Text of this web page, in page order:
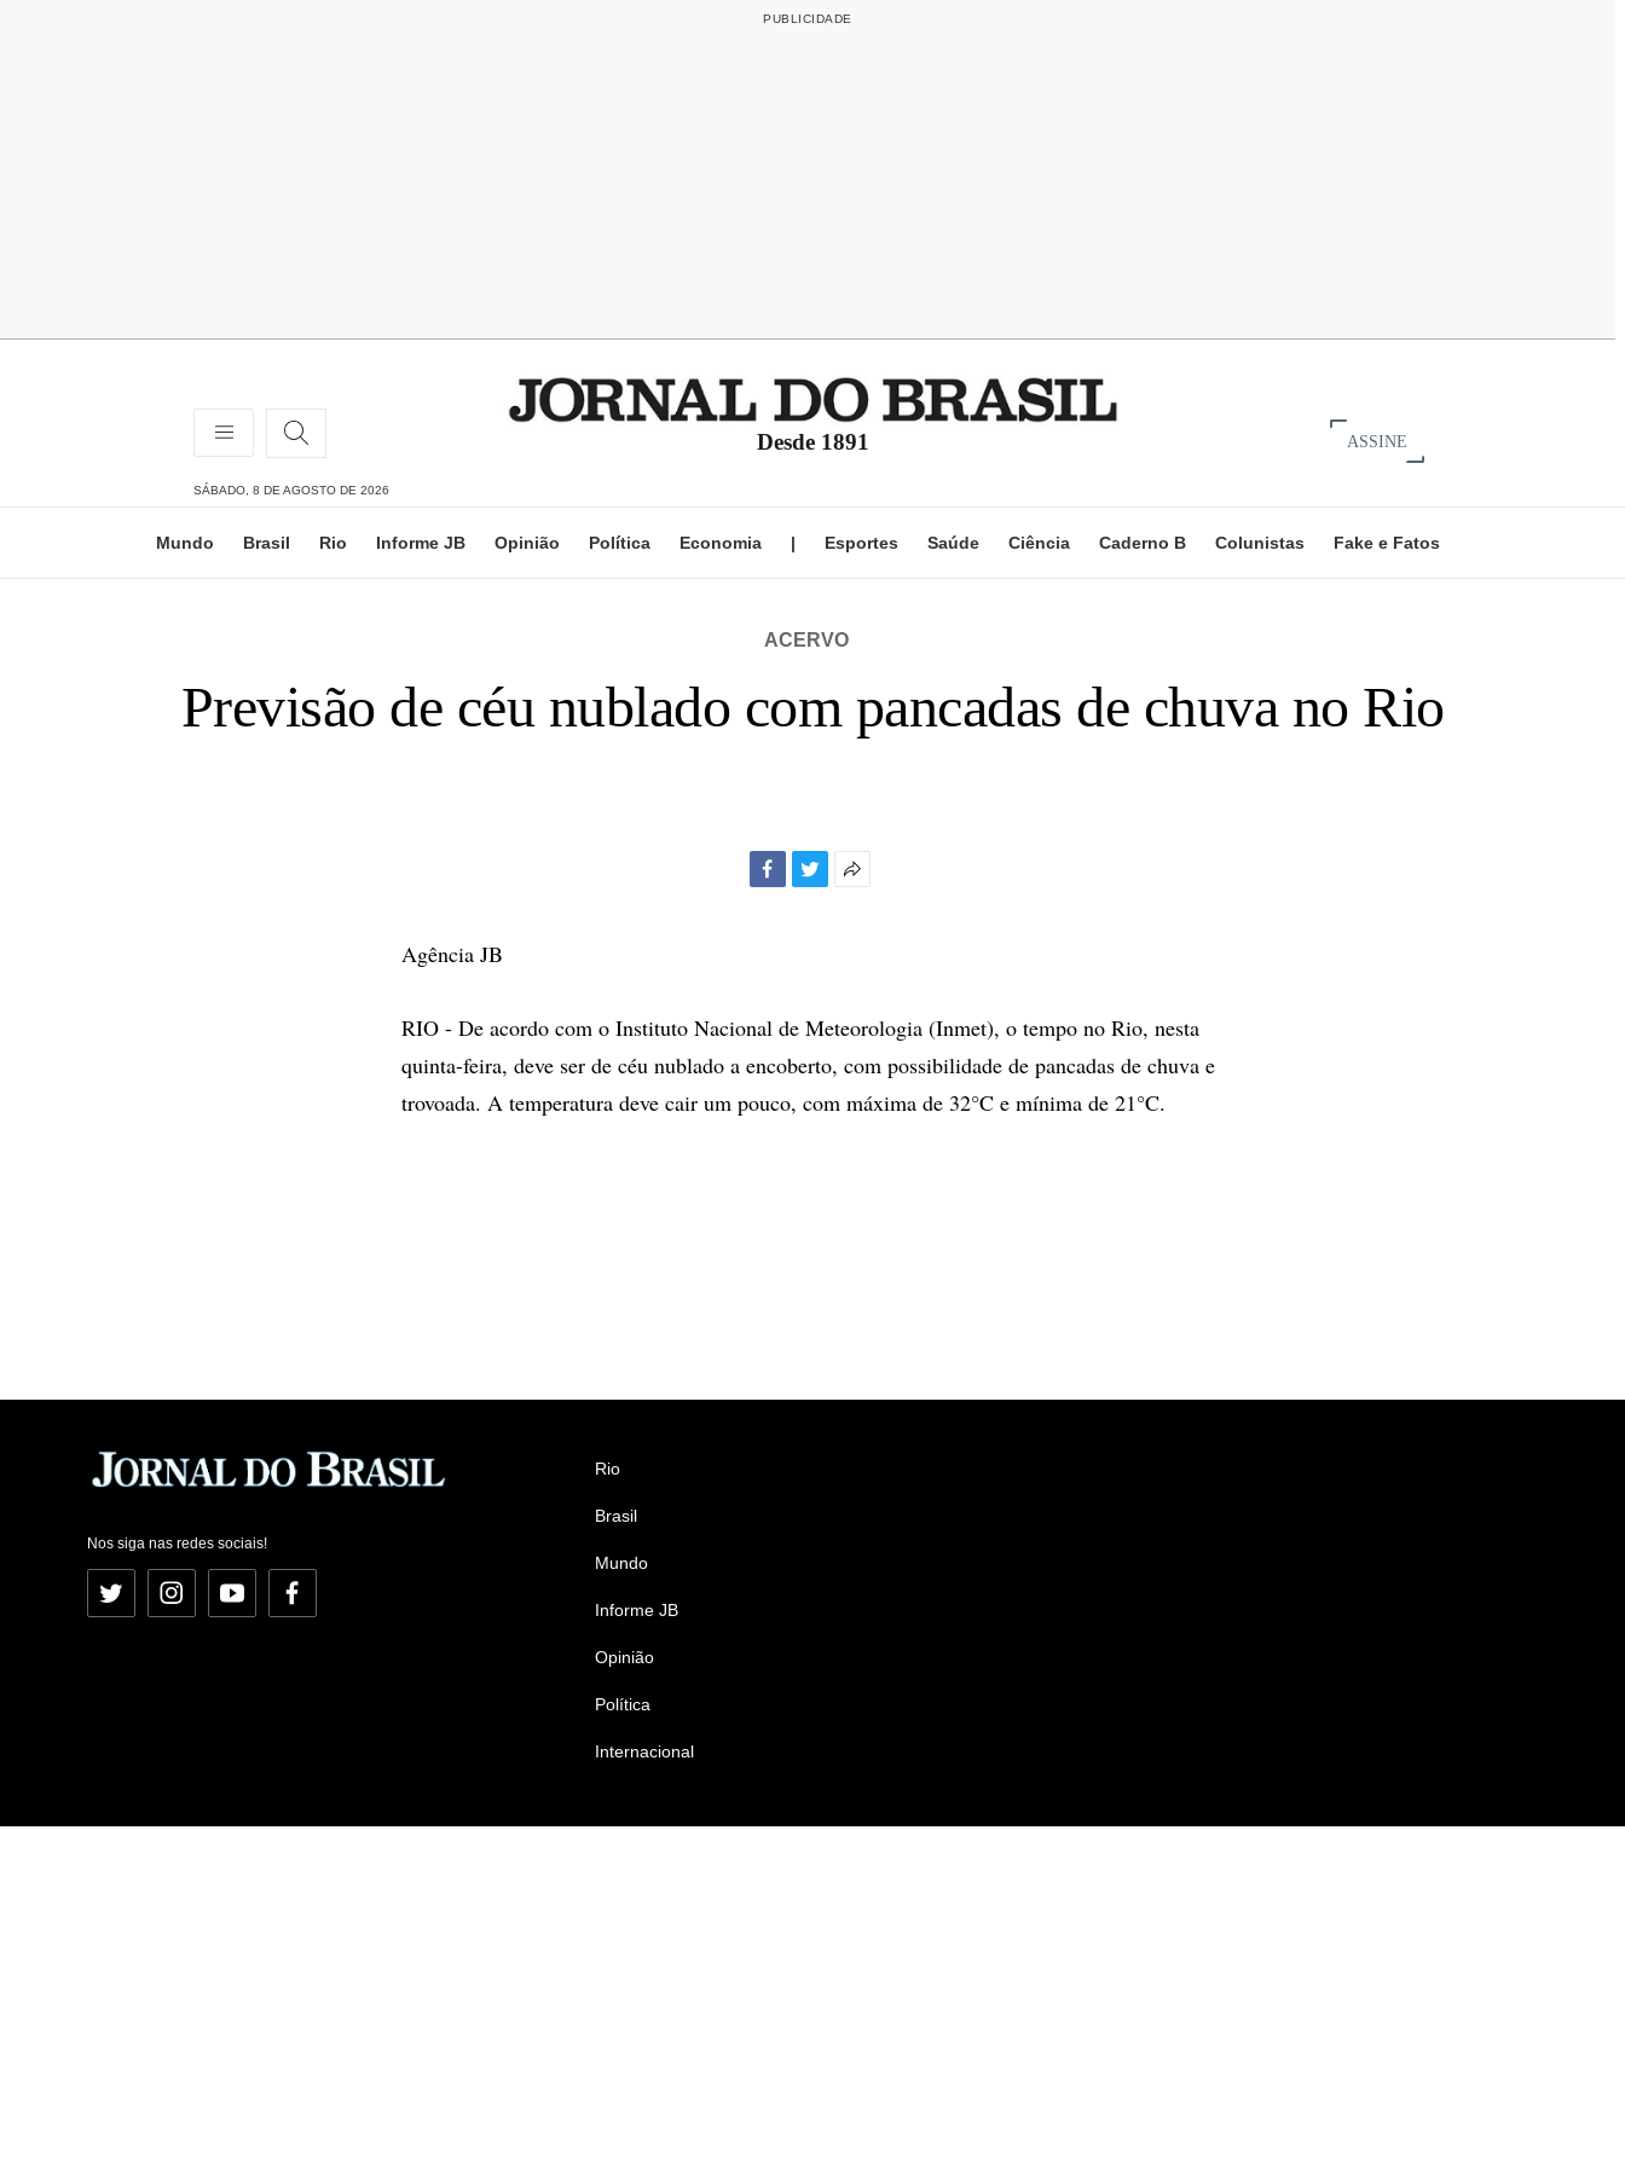
Desde 1891 ASSINE
SÁBADO, 8 DE AGOSTO DE 2026
Mundo Brasil Rio Informe JB Opinião Política Economia | Esportes Saúde Ciência Caderno B Colunistas Fake e Fatos
ACERVO
Previsão de céu nublado com pancadas de chuva no Rio
Agência JB
RIO - De acordo com o Instituto Nacional de Meteorologia (Inmet), o tempo no Rio, nesta
quinta-feira, deve ser de céu nublado a encoberto, com possibilidade de pancadas de chuva e
trovoada. A temperatura deve cair um pouco, com máxima de 32°C e mínima de 21°C.
Nos siga nas redes sociais!
Twitter InstagramYouTubeFacebook
Rio
Brasil
Mundo
Informe JB
Opinião
Política
Internacional